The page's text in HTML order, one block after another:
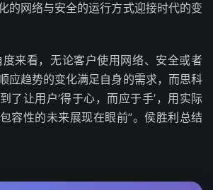
的网络与安全的运行方式迎接时代的变
来看，无论客户使用网络、安全或者
应趋势的变化满足自身的需求，而思科
了让用户‘得于心，而应于手’，用实际
容性的未来展现在眼前”。侯胜利总结